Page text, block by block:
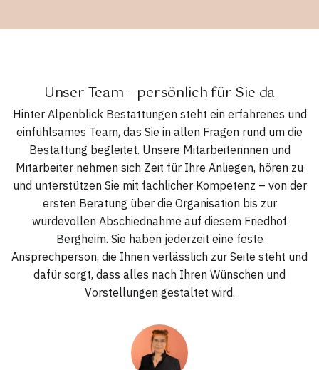
Unser Team – persönlich für Sie da
Hinter Alpenblick Bestattungen steht ein erfahrenes und
einfühlsames Team, das Sie in allen Fragen rund um die
Bestattung begleitet. Unsere Mitarbeiterinnen und
Mitarbeiter nehmen sich Zeit für Ihre Anliegen, hören zu
und unterstützen Sie mit fachlicher Kompetenz – von der
ersten Beratung über die Organisation bis zur
würdevollen Abschiednahme auf diesem Friedhof
Bergheim. Sie haben jederzeit eine feste
Ansprechperson, die Ihnen verlässlich zur Seite steht und
dafür sorgt, dass alles nach Ihren Wünschen und
Vorstellungen gestaltet wird.